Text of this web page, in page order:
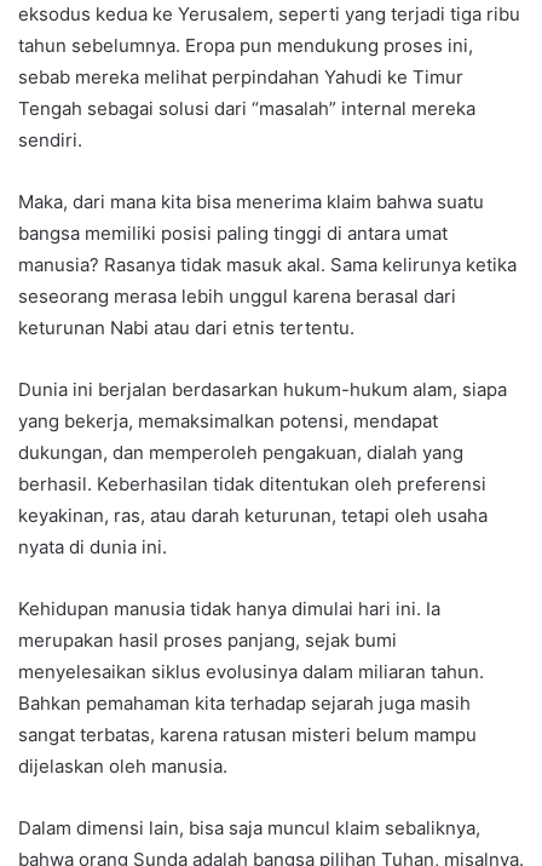
eksodus kedua ke Yerusalem, seperti yang terjadi tiga ribu
tahun sebelumnya. Eropa pun mendukung proses ini,
sebab mereka melihat perpindahan Yahudi ke Timur
Tengah sebagai solusi dari “masalah” internal mereka
sendiri.
Maka, dari mana kita bisa menerima klaim bahwa suatu
bangsa memiliki posisi paling tinggi di antara umat
manusia? Rasanya tidak masuk akal. Sama kelirunya ketika
seseorang merasa lebih unggul karena berasal dari
keturunan Nabi atau dari etnis tertentu.
Dunia ini berjalan berdasarkan hukum-hukum alam, siapa
yang bekerja, memaksimalkan potensi, mendapat
dukungan, dan memperoleh pengakuan, dialah yang
berhasil. Keberhasilan tidak ditentukan oleh preferensi
keyakinan, ras, atau darah keturunan, tetapi oleh usaha
nyata di dunia ini.
Kehidupan manusia tidak hanya dimulai hari ini. Ia
merupakan hasil proses panjang, sejak bumi
menyelesaikan siklus evolusinya dalam miliaran tahun.
Bahkan pemahaman kita terhadap sejarah juga masih
sangat terbatas, karena ratusan misteri belum mampu
dijelaskan oleh manusia.
Dalam dimensi lain, bisa saja muncul klaim sebaliknya,
bahwa orang Sunda adalah bangsa pilihan Tuhan, misalnya.